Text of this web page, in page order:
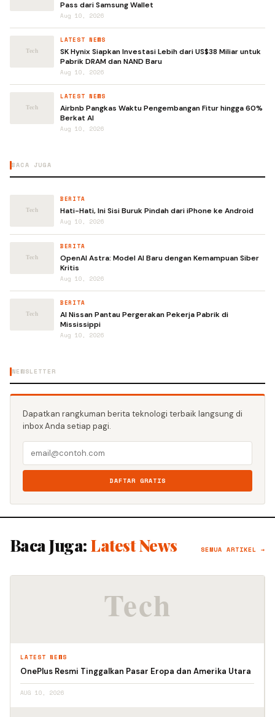
Pass dari Samsung Wallet
Aug 10, 2026
LATEST NEWS
SK Hynix Siapkan Investasi Lebih dari US$38 Miliar untuk
Pabrik DRAM dan NAND Baru
Aug 10, 2026
LATEST NEWS
Airbnb Pangkas Waktu Pengembangan Fitur hingga 60%
Berkat AI
Aug 10, 2026
BACA JUGA
BERITA
Hati-Hati, Ini Sisi Buruk Pindah dari iPhone ke Android
Aug 10, 2026
BERITA
OpenAI Astra: Model AI Baru dengan Kemampuan Siber
Kritis
Aug 10, 2026
BERITA
AI Nissan Pantau Pergerakan Pekerja Pabrik di
Mississippi
Aug 10, 2026
NEWSLETTER
Dapatkan rangkuman berita teknologi terbaik langsung di
inbox Anda setiap pagi.
DAFTAR GRATIS
Baca Juga: Latest News SEMUA ARTIKEL →
LATEST NEWS
OnePlus Resmi Tinggalkan Pasar Eropa dan Amerika Utara
AUG 10, 2026